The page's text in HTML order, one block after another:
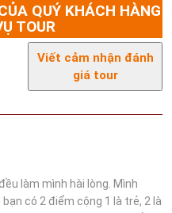
QUÝ KHÁCH HÀNG
TOUR
Viết cảm nhận đánh
giá tour
làm mình hài lòng. Mình
có 2 điểm cộng 1 là trẻ, 2 là